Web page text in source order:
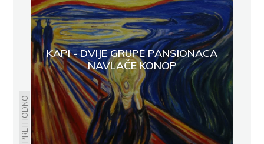
PRETHODNO
KAPI - DVIJE GRUPE PANSIONACA
NAVLAČE KONOP